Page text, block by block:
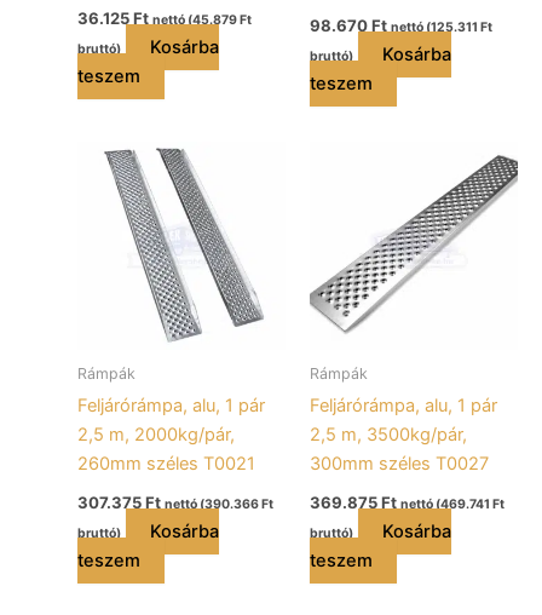
36.125Ft nettó (45.879 Ft
bruttó)
Kosárba
teszem
98.670Ft nettó (125.311 Ft
bruttó)
Kosárba
teszem
Rámpák
Feljárórámpa, alu, 1 pár
2,5 m, 2000kg/pár,
260mm széles T0021
307.375Ft nettó (390.366Ft
bruttó)
Kosárba
teszem
Rámpák
Feljárórámpa, alu, 1 pár
2,5 m, 3500kg/pár,
300mm széles T0027
369.875Ft nettó (469.741 Ft
bruttó)
Kosárba
teszem